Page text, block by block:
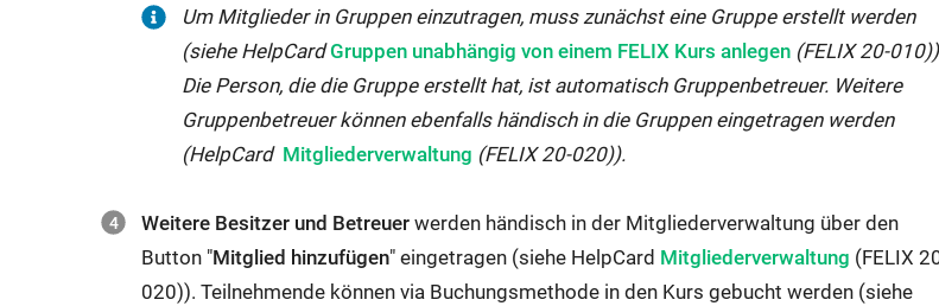
e
t:
Kurs
und
innerhalb
des
Kurses
der
Mitglieder,
Bewertung
Um Mitglieder in Gruppen einzutragen, muss zunächst eine Gruppe erstellt werden
(siehe HelpCardExterner
Link
wird
in
Fenster
geöffnet:
Gruppen unabhängig von einem FELIX Kurs anlegen (FELIX 20-
Die Person, die die Gruppe erstellt hat, ist automatisch Gruppenbetreuer. Weitere
Gruppenbetreuer können ebenfalls händisch in die Gruppen eingetragen werden
(HelpCard Externer
wird
in
neuem
Mitgliederverwaltung (FELIX 20-020)).
Weitere Besitzer und Betreuerwerden händisch in der Mitgliederverwaltung über den
Button "Mitglied hinzufügen" eingetragen (siehe HelpCard Externer
Link
Mitgliederverwaltung (FELIX
020)). Teilnehmende können via Buchungsmethode in den Kurs gebucht werden (siehe